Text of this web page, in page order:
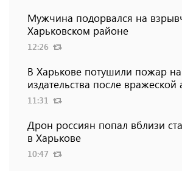
Мужчина подорвался на
Харьковском районе
12:26
В Харькове потушили пожар на
издательства после вражеской
11:31
Дрон россиян попал вблизи
в Харькове
10:47